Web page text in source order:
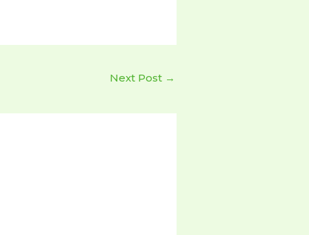
Next Post →